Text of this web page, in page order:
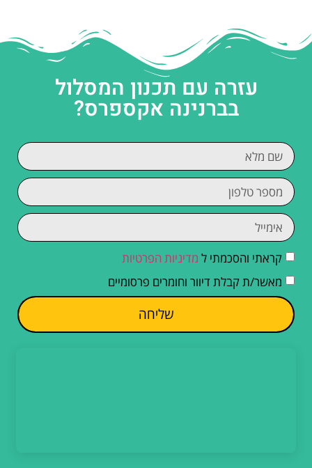
עזרה עם תכנון המסלול
בברנינה אקספרס?
קראתי והסכמתי ל מדיניות הפרטיות
מאשר/ת קבלת דיוור וחומרים פרסומיים
שליחה